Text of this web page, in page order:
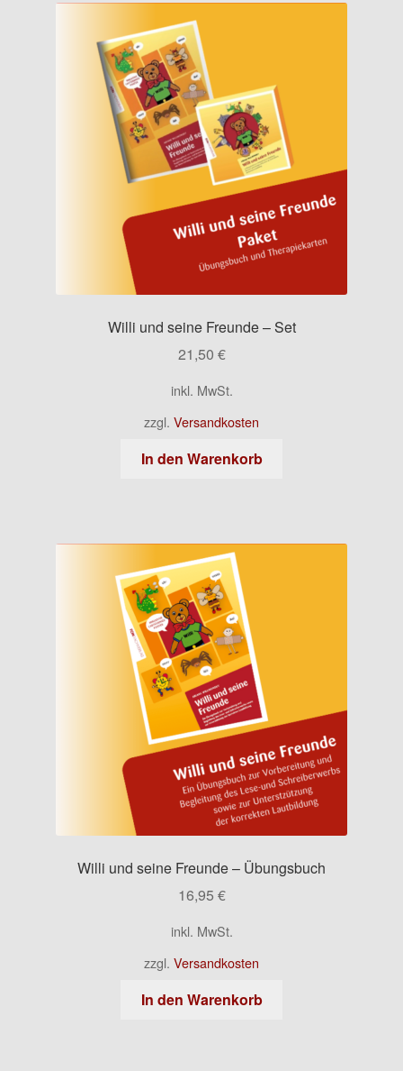
Willi und seine Freunde – Set
21,50 €
inkl. MwSt.
zzgl. Versandkosten
In den Warenkorb
Willi und seine Freunde – Übungsbuch
16,95 €
inkl. MwSt.
zzgl. Versandkosten
In den Warenkorb